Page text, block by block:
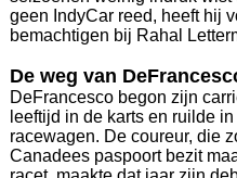
geen IndyCar reed, heeft hij
bemachtigen bij Rahal
De weg van
DeFrancesco begon zijn
leeftijd in de karts en ruilde
racewagen. De coureur, die
Canadees paspoort bezit